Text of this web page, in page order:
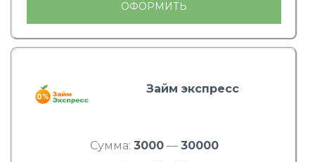
ОФОРМИТЬ
Займ экспресс
Сумма: 3000— 30000